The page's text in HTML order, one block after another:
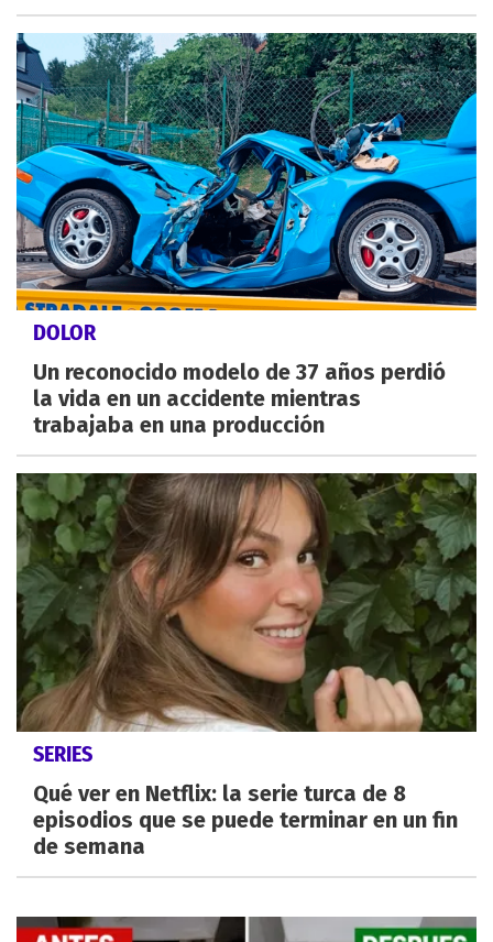
DOLOR
Un reconocido modelo de 37 años perdió
la vida en un accidente mientras
trabajaba en una producción
SERIES
Qué ver en Netflix: la serie turca de 8
episodios que se puede terminar en un fin
de semana